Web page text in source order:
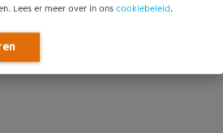
Lees er meer over in ons cookiebeleid.